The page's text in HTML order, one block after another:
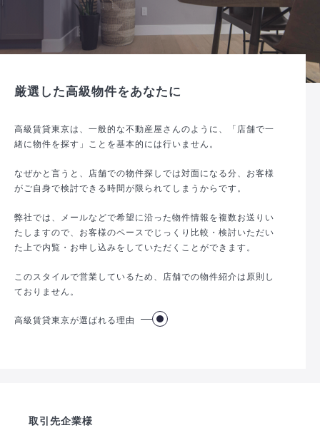
厳選した高級物件をあなたに
高級賃貸東京は、一般的な不動産屋さんのように、「店舗で一
緒に物件を探す」ことを基本的には行いません。
なぜかと言うと、店舗での物件探しでは対面になる分、お客様
がご自身で検討できる時間が限られてしまうからです。
弊社では、メールなどで希望に沿った物件情報を複数お送りい
たしますので、お客様のペースでじっくり比較・検討いただい
た上で内覧・お申し込みをしていただくことができます。
このスタイルで営業しているため、店舗での物件紹介は原則し
ておりません。
高級賃貸東京が選ばれる理由
取引先企業様